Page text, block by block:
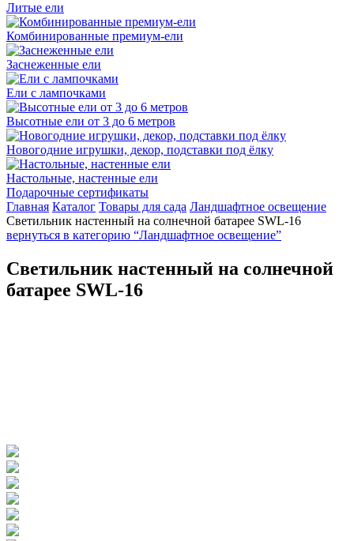
Литые ели
Комбинированные премиум-ели
Заснеженные ели
Ели с лампочками
Высотные ели от 3 до 6 метров
Новогодние игрушки, декор, подставки под ёлку
Настольные, настенные ели
Подарочные сертификаты
Главная Каталог Товары для сада Ландшафтное освещение
Светильник настенный на солнечной батарее SWL-16
вернуться в категорию “Ландшафтное освещение”
Светильник настенный на солнечной
батарее SWL-16